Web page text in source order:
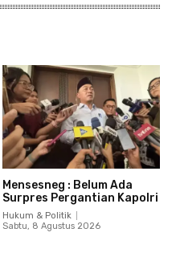
Mensesneg : Belum Ada
Surpres Pergantian Kapolri
Hukum & Politik
Sabtu, 8 Agustus 2026